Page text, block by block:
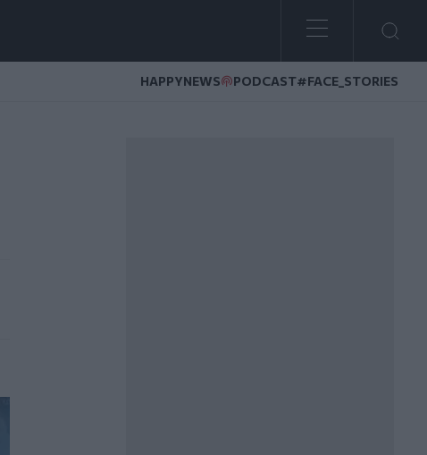
HAPPYNEWS PODCAST#FACE_STORIES